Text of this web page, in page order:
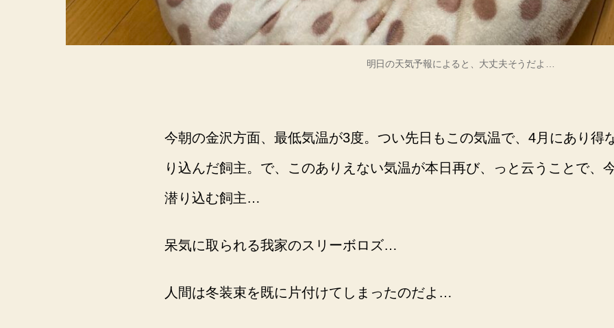
明日の天気予報によると、大丈夫そうだよ…
今朝の金沢方面、最低気温が3度。つい先日もこの気温で、4月にあり得
り込んだ飼主。で、このありえない気温が本日再び、っと云うことで、
潜り込む飼主…
呆気に取られる我家のスリーボロズ…
人間は冬装束を既に片付けてしまったのだよ…